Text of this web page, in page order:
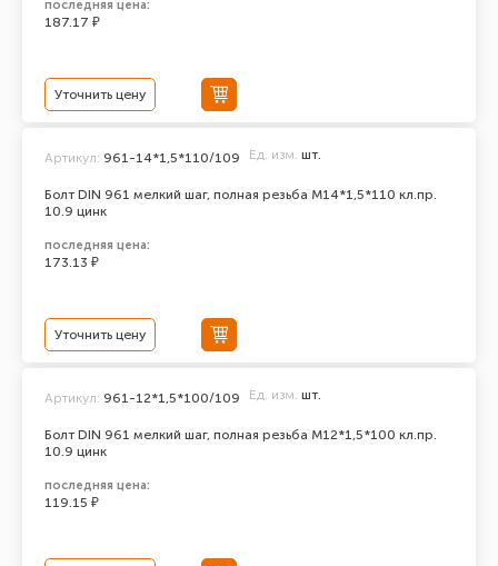
последняя цена:
187.17 ₽
Уточнить цену
Болт DIN 961 мелкий шаг, полная резьба M14*1,5*110 кл.пр.
10.9 цинк
Артикул: 961-14*1,5*110/109 Ед. изм. шт.
последняя цена:
173.13 ₽
Уточнить цену
Болт DIN 961 мелкий шаг, полная резьба M12*1,5*100 кл.пр.
10.9 цинк
Артикул: 961-12*1,5*100/109 Ед. изм. шт.
последняя цена:
119.15 ₽